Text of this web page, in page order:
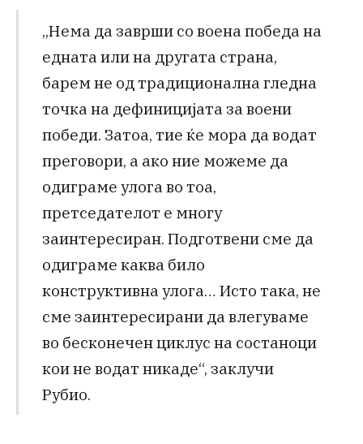
„Нема да заврши со воена победа на
едната или на другата страна,
барем не од традиционална гледна
точка на дефиницијата за воени
победи. Затоа, тие ќе мора да водат
преговори, а ако ние можеме да
одиграме улога во тоа,
претседателот е многу
заинтересиран. Подготвени сме да
одиграме каква било
конструктивна улога… Исто така, не
сме заинтересирани да влегуваме
во бесконечен циклус на состаноци
кои не водат никаде“, заклучи
Рубио.